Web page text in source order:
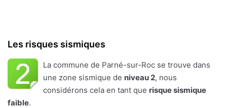
Les risques sismiques
La commune de Parné-sur-Roc se trouve dans
une zone sismique de niveau 2, nous
considérons cela en tant que risque sismique
faible.